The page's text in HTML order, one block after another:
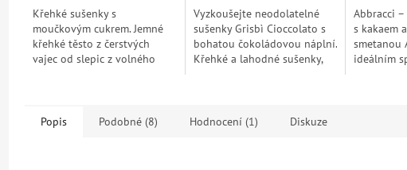
Křehké sušenky s
moučkovým cukrem. Jemné
křehké těsto z čerstvých
vajec od slepic z volného
cukru....
Vyzkoušejte neodolatelné
sušenky Grisbì Cioccolato s
bohatou čokoládovou náplní.
Křehké a lahodné sušenky,
Abbracci
s kakaem
smetanou
ideálním
Popis
Podobné (8) Hodnocení (1) Diskuze